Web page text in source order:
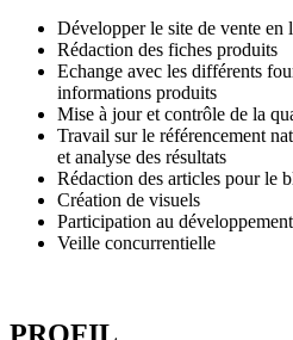
Développer le site de vente en
Rédaction des fiches produits
Echange avec les différents
informations produits
Mise à jour et contrôle de la
Travail sur le référencement
et analyse des résultats
Rédaction des articles pour le
Création de visuels
Participation au
Veille concurrentielle